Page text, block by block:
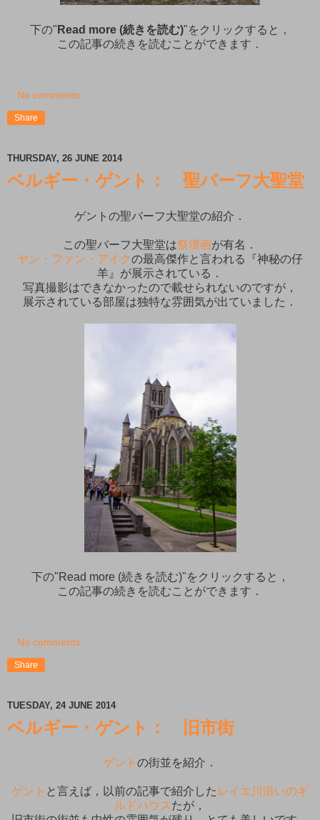
下の" Read more (続きを読む)"をクリックすると，
この記事の続きを読むことができます．
No comments:
Share
THURSDAY, 26 JUNE 2014
ベルギー・ゲント： 聖バーフ大聖堂
ゲントの聖バーフ大聖堂の紹介．
この聖バーフ大聖堂は祭壇画が有名．
ヤン・ファン・アイクの最高傑作と言われる『神秘の仔
羊』が展示されている．
写真撮影はできなかったので載せられないのですが，
展示されている部屋は独特な雰囲気が出ていました．
下の"Read more (続きを読む)"をクリックすると，
この記事の続きを読むことができます．
No comments:
Share
TUESDAY, 24 JUNE 2014
ベルギー・ゲント： 旧市街
ゲント の街並を紹介．
ゲント と言えば，以前の記事で紹介した レイエ川沿いのギ
ルドハウス たが，